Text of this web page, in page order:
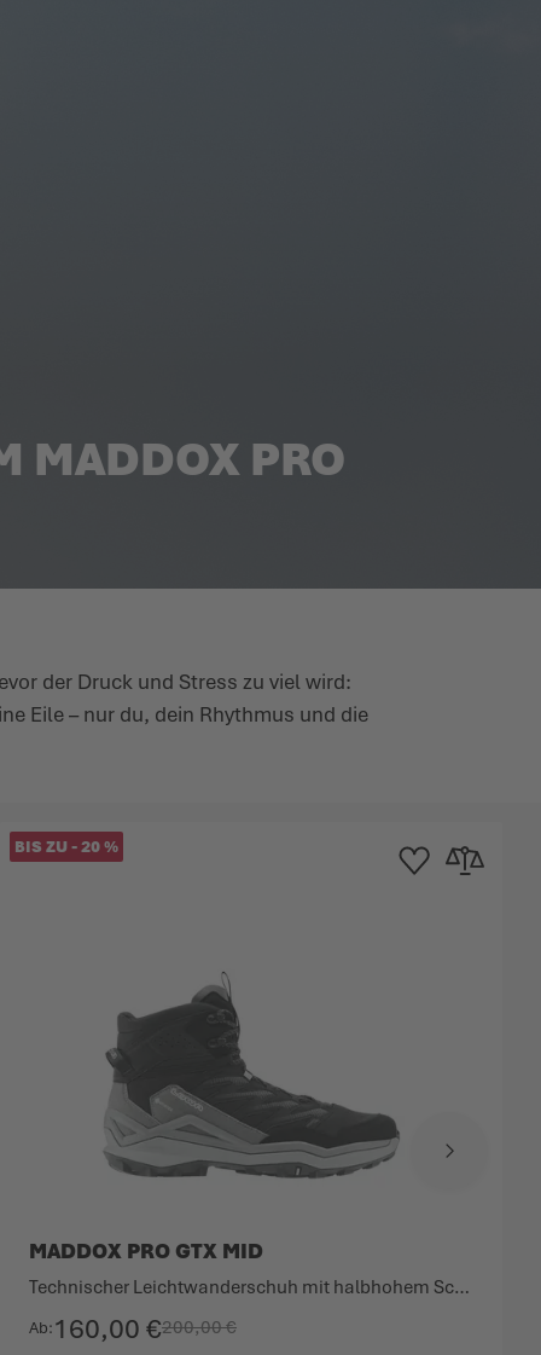
MADDOX PRO
der Druck und Stress zu vielwird:
Eile – nur du, dein Rhythmus und die
hinzufügen
BIS ZU -20%
Ab 160,00 €200,00 €
MADDOX PRO GTX MID
Technischer Leichtwanderschuh mit halbhohem Schaft.
Zur Wunschliste
Zur